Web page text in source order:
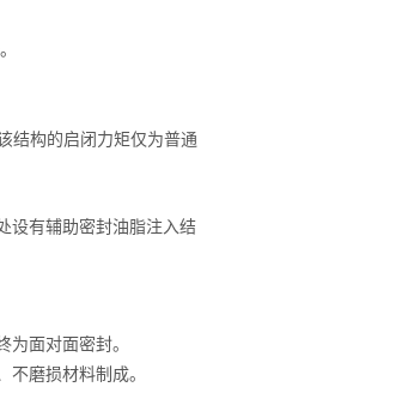
结构的启闭力矩仅为普通
设有辅助密封油脂注入结
面对面密封。
磨损材料制成。